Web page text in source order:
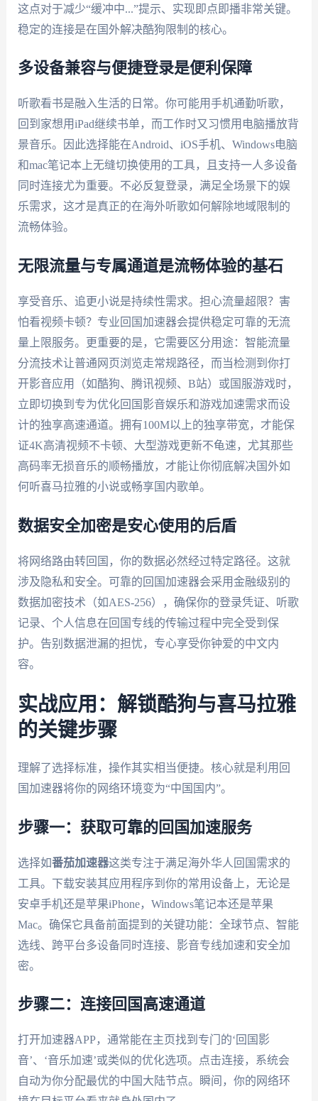
这点对于减少“缓冲中...”提示、实现即点即播非常关键。
稳定的连接是在国外解决酷狗限制的核心。
多设备兼容与便捷登录是便利保障
听歌看书是融入生活的日常。你可能用手机通勤听歌，
回到家想用iPad继续书单，而工作时又习惯用电脑播放背
景音乐。因此选择能在Android、iOS手机、Windows电脑
和mac笔记本上无缝切换使用的工具，且支持一人多设备
同时连接尤为重要。不必反复登录，满足全场景下的娱
乐需求，这才是真正的在海外听歌如何解除地域限制的
流畅体验。
无限流量与专属通道是流畅体验的基石
享受音乐、追更小说是持续性需求。担心流量超限？害
怕看视频卡顿？专业回国加速器会提供稳定可靠的无流
量上限服务。更重要的是，它需要区分用途：智能流量
分流技术让普通网页浏览走常规路径，而当检测到你打
开影音应用（如酷狗、腾讯视频、B站）或国服游戏时，
立即切换到专为优化回国影音娱乐和游戏加速需求而设
计的独享高速通道。拥有100M以上的独享带宽，才能保
证4K高清视频不卡顿、大型游戏更新不龟速，尤其那些
高码率无损音乐的顺畅播放，才能让你彻底解决国外如
何听喜马拉雅的小说或畅享国内歌单。
数据安全加密是安心使用的后盾
将网络路由转回国，你的数据必然经过特定路径。这就
涉及隐私和安全。可靠的回国加速器会采用金融级别的
数据加密技术（如AES-256），确保你的登录凭证、听歌
记录、个人信息在回国专线的传输过程中完全受到保
护。告别数据泄漏的担忧，专心享受你钟爱的中文内
容。
实战应用：解锁酷狗与喜马拉雅
的关键步骤
理解了选择标准，操作其实相当便捷。核心就是利用回
国加速器将你的网络环境变为“中国国内”。
步骤一：获取可靠的回国加速服务
选择如番茄加速器这类专注于满足海外华人回国需求的
工具。下载安装其应用程序到你的常用设备上，无论是
安卓手机还是苹果iPhone，Windows笔记本还是苹果
Mac。确保它具备前面提到的关键功能：全球节点、智能
选线、跨平台多设备同时连接、影音专线加速和安全加
密。
步骤二：连接回国高速通道
打开加速器APP，通常能在主页找到专门的‘回国影
音’、‘音乐加速’或类似的优化选项。点击连接，系统会
自动为你分配最优的中国大陆节点。瞬间，你的网络环